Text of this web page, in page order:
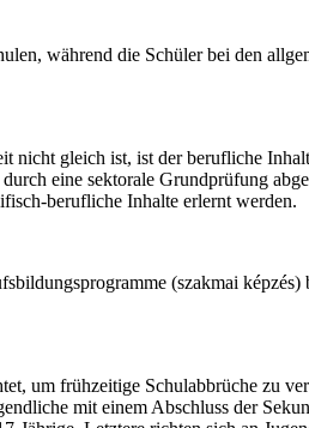
während die Schüler bei den
gleich ist, ist der berufliche
eine sektorale Grundprüfung
berufliche Inhalte erlernt werden.
(szakmai képzés)
um frühzeitige Schulabbrüche zu
mit einem Abschluss der